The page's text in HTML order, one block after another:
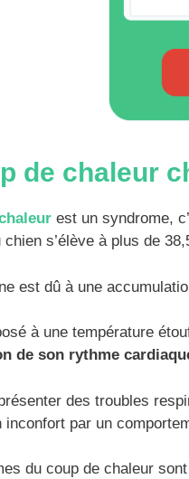
de chaleur
est un syndrome,
s’élève à plus de
est dû à une
à une température
de son rythme
des troubles
inconfort par un
du coup de chaleur